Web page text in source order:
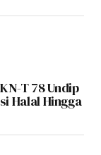
T 78 Undip
Halal Hingga